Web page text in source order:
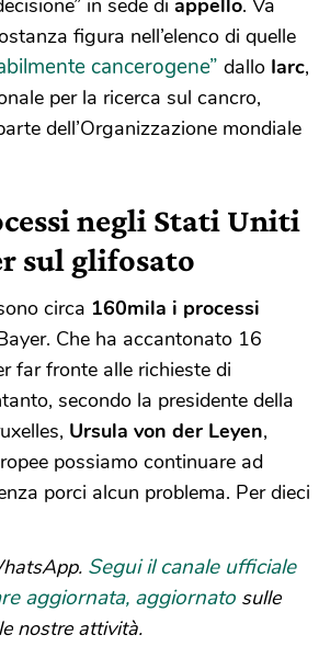
figura nell’elenco di quelle
cancerogene” dallo Iarc,
per la ricerca sul cancro,
dell’Organizzazione mondiale
negli Stati Uniti
sul glifosato
circa 160mila i processi
Che ha accantonato 16
far fronte alle richieste di
secondo la presidente della
Ursula von der Leyen,
possiamo continuare ad
porci alcun problema. Per dieci
Segui il canale ufficiale
aggiornata, aggiornato sulle
nostre attività.